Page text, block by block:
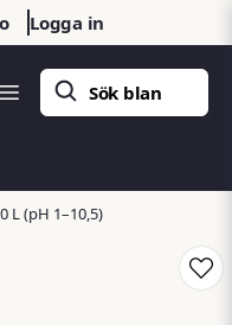
Logga in
L (pH 1–10,5)